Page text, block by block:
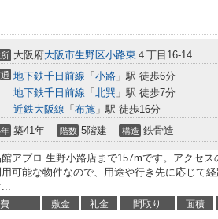
大阪府大阪市生野区小路東 ４丁目16-14
地下鉄千日前線 「 小路 」駅 徒歩6分
地下鉄千日前線 「 北巽 」駅 徒歩7分
近鉄大阪線 「 布施 」駅 徒歩16分
築41年 階数 5階建 構造 鉄骨造
アプロ 生野小路店まで157mです。アクセ
可能な物件なので、用途や行き先に応じて
敷金 礼金 間取り 面積